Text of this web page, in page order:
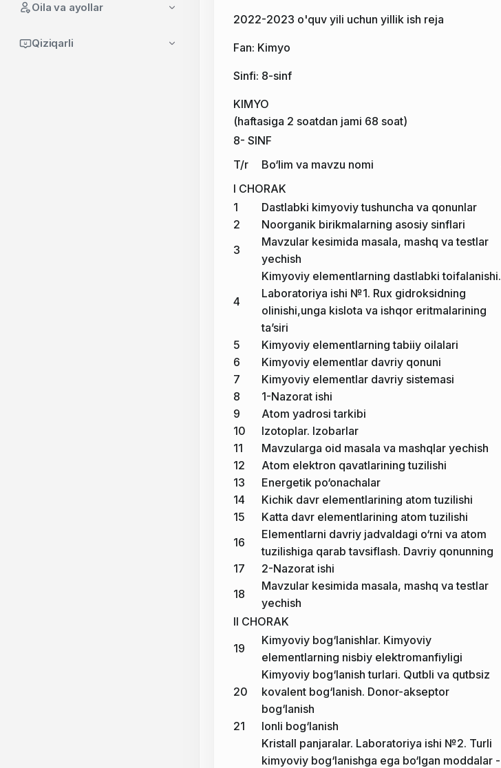
Oila va ayollar
Qiziqarli
2022-2023 o'quv yili uchun yillik ish reja
Fan: Kimyo
Sinfi: 8-sinf
KIMYO
(haftasiga 2 soatdan jami 68 soat)
8- SINF
T/r
Bo‘lim va mavzu nomi
I CHORAK
1
Dastlabki kimyoviy tushuncha va qonunlar
2
Noorganik birikmalarning asosiy sinflari
3
Mavzular kesimida masala, mashq va testlar
yechish
4
Kimyoviy elementlarning dastlabki toifalanishi.
Laboratoriya ishi №1. Rux gidroksidning
olinishi,unga kislota va ishqor eritmalarining
ta’siri
5 Kimyoviy elementlarning tabiiy oilalari
6
Kimyoviy elementlar davriy qonuni
7
Kimyoviy elementlar davriy sistemasi
8
1-Nazorat ishi
9
Atom yadrosi tarkibi
10
Izotoplar. Izobarlar
11
Mavzularga oid masala va mashqlar yechish
12
Atom elektron qavatlarining tuzilishi
13
Energetik po‘onachalar
14
Kichik davr elementlarining atom tuzilishi
15
Katta davr elementlarining atom tuzilishi
16
Elementlarni davriy jadvaldagi o‘rni va atom
tuzilishiga qarab tavsiflash. Davriy qonunning
17
2-Nazorat ishi
18
Mavzular kesimida masala, mashq va testlar
yechish
II CHORAK
19
Kimyoviy bog‘lanishlar. Kimyoviy
elementlarning nisbiy elektromanfiyligi
20
Kimyoviy bog‘lanish turlari. Qutbli va qutbsiz
kovalent bog‘lanish. Donor-akseptor
bog‘lanish
21 Ionli bog‘lanish
Kristall panjaralar. Laboratoriya ishi №2. Turli
kimyoviy bog‘lanishga ega bo‘lgan moddalar -